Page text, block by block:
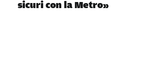
sicuri con la Metro»